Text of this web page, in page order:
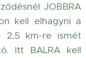
JOBBRA
kell elhagyni a
2,5 km-re ismét
Itt BALRA kell